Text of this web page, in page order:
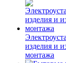
изделия и
монтажа